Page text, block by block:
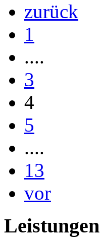
zurück
1
....
3
4
5
....
13
vor
Leistungen